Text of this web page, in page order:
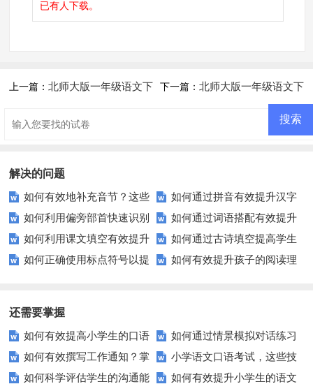
已有人下载。
上一篇：北师大版一年级语文下 下一篇： 北师大版一年级语文下
解决的问题
如何有效地补充音节？这些
技巧让你事半功倍！
如何通过拼音有效提升汉字
书写能力？
如何利用偏旁部首快速识别
汉字？
如何通过词语搭配有效提升
英语写作和口语表达？
如何利用课文填空有效提升
记忆力？
如何通过古诗填空提高学生
的诗词理解力？
如何正确使用标点符号以提
如何有效提升孩子的阅读理
还需要掌握
如何有效提高小学生的口语
交际测试成绩？
如何通过情景模拟对话练习
提高你的沟通能力？
如何有效撰写工作通知？掌
握这些技巧让你的通知更专业！
小学语文口语考试，这些技
巧让孩子自信应考？
如何科学评估学生的沟通能
如何有效提升小学生的语文